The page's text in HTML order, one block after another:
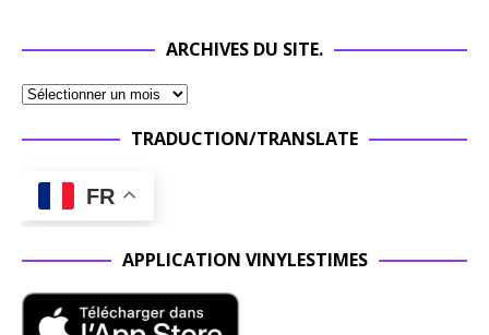
ARCHIVES DU SITE.
TRADUCTION/TRANSLATE
FR
APPLICATION VINYLESTIMES